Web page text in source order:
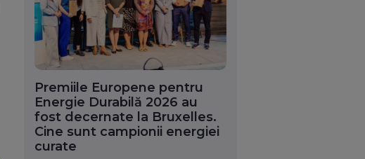
Premiile Europene pentru
Energie Durabilă 2026 au
fost decernate la Bruxelles.
Cine sunt campionii energiei
curate